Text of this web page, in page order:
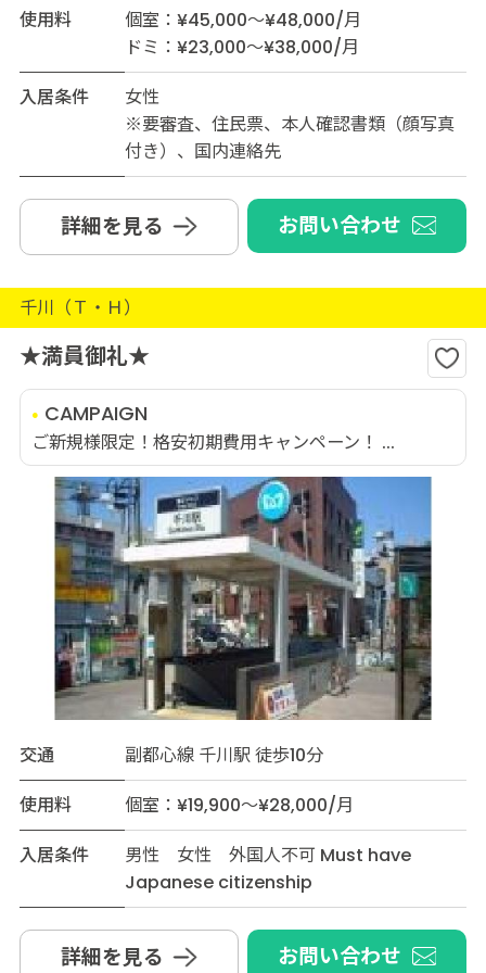
使用料
個室：¥45,000～¥48,000/月
ドミ：¥23,000～¥38,000/月
入居条件
女性
※要審査、住民票、本人確認書類（顔写真
付き）、国内連絡先
詳細を見る お問い合わせ
千川（Ｔ・Ｈ）
★満員御礼★
CAMPAIGN
ご新規様限定！格安初期費用キャンペーン！ ...
交通
副都心線 千川駅 徒歩10分
使用料
個室：¥19,900～¥28,000/月
入居条件
男性 女性 外国人不可 Must have
Japanese citizenship
詳細を見る お問い合わせ